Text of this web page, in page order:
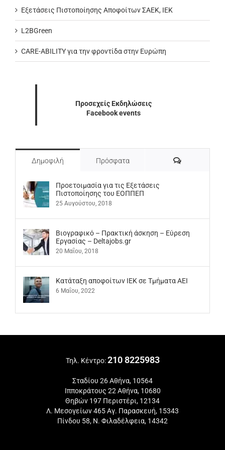
Εξετάσεις Πιστοποίησης Αποφοίτων ΣΑΕΚ, ΙΕΚ
L2BGreen
CARE-ABILITY για την φροντίδα στην Ευρώπη
Προσεχείς Εκδηλώσεις
Facebook events
Δημοφιλή Πρόσφατα Σχόλια
Προετοιμασία για τις Εξετάσεις
Πιστοποίησης του ΕΟΠΠΕΠ
25 Αυγούστου, 2018
Βιογραφικό – Πρακτική άσκηση – Εύρεση
Εργασίας – Deltajobs.gr
20 Μαΐου, 2018
Kατάταξη αποφοίτων ΙΕΚ σε Τμήματα ΑΕΙ
6 Μαΐου, 2022
Τηλ. Κέντρο:210 8225983
Σταδίου 26 Αθήνα, 10564
Ιπποκράτους 22 Αθήνα, 10680
Θηβών 197 Περιστέρι, 12134
Λ. Μεσογείων 465 Αγ. Παρασκευή, 15343
Πίνδου 58, Ν. Φιλαδέλφεια, 14342